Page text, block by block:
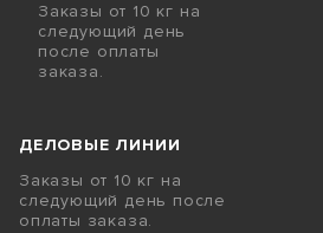
Заказы от 10 кг на
следующий день
после оплаты
заказа.
ДЕЛОВЫЕ ЛИНИИ
Заказы от 10 кг на
следующий день после
оплаты заказа.